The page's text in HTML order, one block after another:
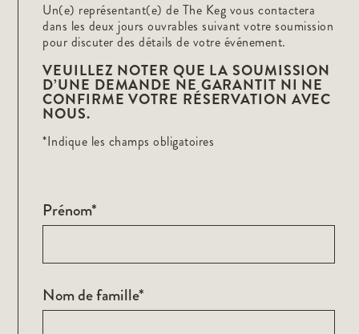
Un(e) représentant(e) de The Keg vous contactera
dans les deux jours ouvrables suivant votre soumission
pour discuter des détails de votre événement.
VEUILLEZ NOTER QUE LA SOUMISSION
D’UNE DEMANDE NE GARANTIT NI NE
CONFIRME VOTRE RÉSERVATION AVEC
NOUS.
*Indique les champs obligatoires
Prénom*
Nom de famille*